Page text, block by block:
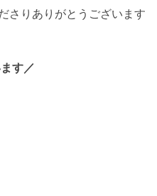
さりありがとうございます
す／